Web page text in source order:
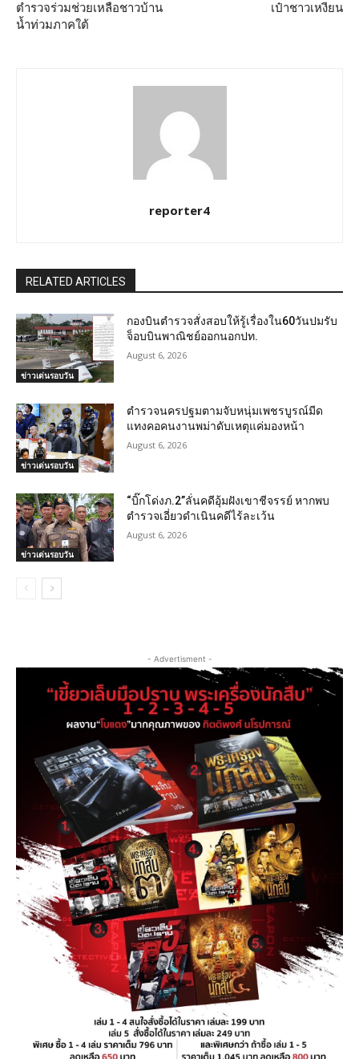
ตำรวจร่วมช่วยเหลือชาวบ้าน
น้ำท่วมภาคใต้
เป๋าชาวเหงียน
reporter4
RELATED ARTICLES
ข่าวเด่นรอบวัน
กองบินตำรวจสั่งสอบให้รู้เรื่องใน60วันปมรับ
จ็อบบินพาณิชย์ออกนอกปท.
August 6, 2026
ข่าวเด่นรอบวัน
ตำรวจนครปฐมตามจับหนุ่มเพชรบูรณ์มีด
แทงคอคนงานพม่าดับเหตุแค่มองหน้า
August 6, 2026
ข่าวเด่นรอบวัน
“บิ๊กโด่งภ.2”ลั่นคดีอุ้มฝังเขาชีจรรย์ หากพบ
ตำรวจเอี่ยวดำเนินคดีไร้ละเว้น
August 6, 2026
- Advertisment -